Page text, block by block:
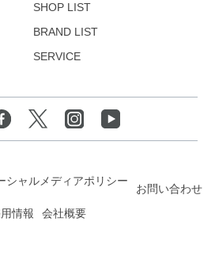
SHOP LIST
BRAND LIST
SERVICE
シャルメディアポリシー
お問い合わせ
情報
会社概要